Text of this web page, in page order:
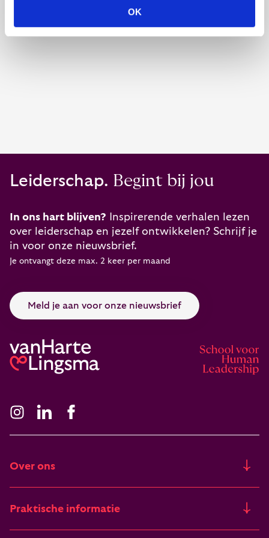
OK
Leiderschap. Begint bij jou
In ons hart blijven? Inspirerende verhalen lezen
over leiderschap en jezelf ontwikkelen? Schrijf je
in voor onze nieuwsbrief.
Je ontvangt deze max. 2 keer per maand
Meld je aan voor onze nieuwsbrief
Over ons
Praktische informatie